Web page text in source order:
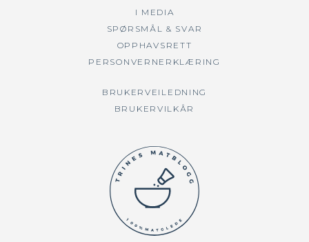
I MEDIA
SPØRSMÅL & SVAR
OPPHAVSRETT
PERSONVERNERKLÆRING
BRUKERVEILEDNING
BRUKERVILKÅR